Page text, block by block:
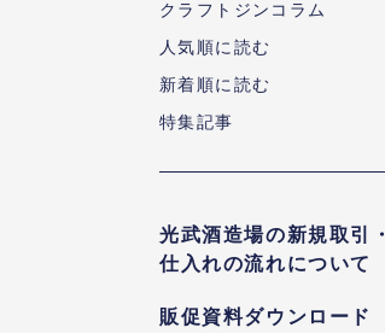
クラフトジンコラム
人気順に読む
新着順に読む
特集記事
光武酒造場の新規取引・
仕入れの流れについて
販促資料ダウンロード